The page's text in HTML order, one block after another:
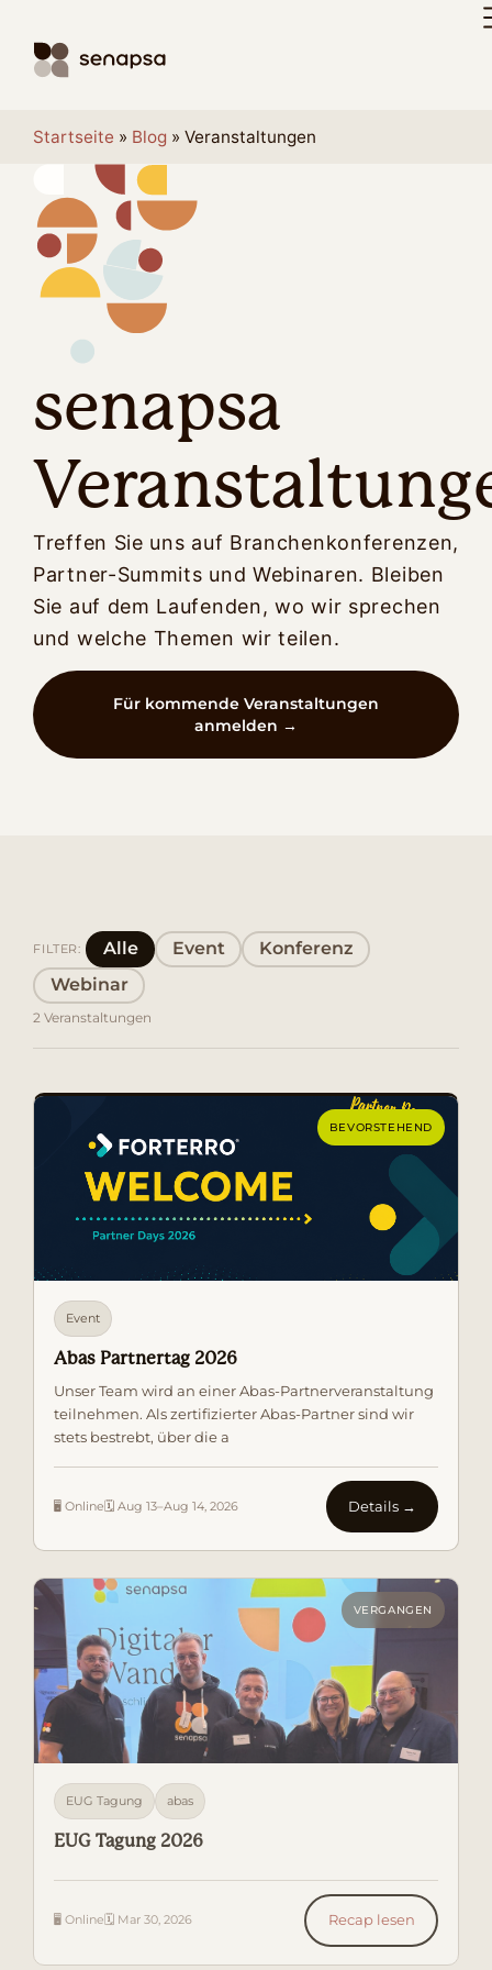
Startseite » Blog » Veranstaltungen
senapsa
Treffen Sie uns auf Branchenkonferenzen,
Partner-Summits und Webinaren. Bleiben
Sie auf dem Laufenden, wo wir sprechen
und welche Themen wir teilen.
Für kommende Veranstaltungen
anmelden →
FILTER: Alle Event
Konferenz
Webinar
2 Veranstaltungen
BEVORSTEHEND
Event
Abas Partnertag 2026
Unser Team wird an einer Abas-Partnerveranstaltung
teilnehmen. Als zertifizierter Abas-Partner sind wir
stets bestrebt, über die a
🖥 Online🗓 Aug 13–Aug 14, 2026 Details →
VERGANGEN
EUG Tagung abas
EUG Tagung 2026
🖥 Online 🗓 Mar 30, 2026 Recap lesen